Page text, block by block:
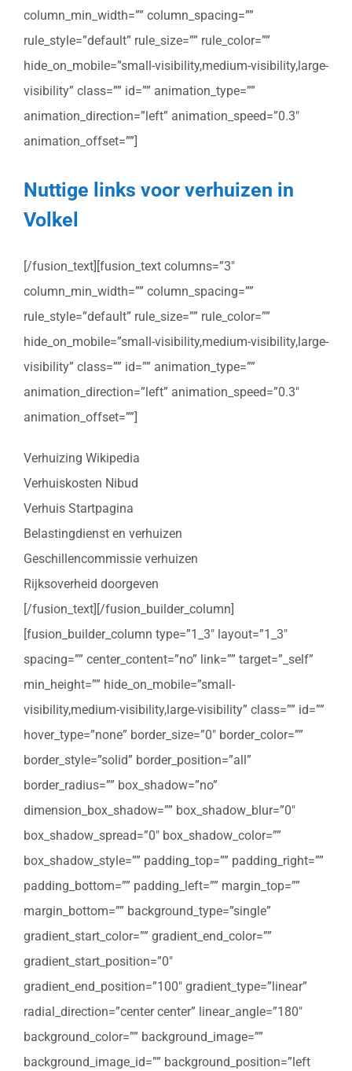
column_min_width=”” column_spacing=””
rule_style=”default” rule_size=”” rule_color=””
hide_on_mobile=”small-visibility,medium-visibility,large-
visibility” class=”” id=”” animation_type=””
animation_direction=”left” animation_speed=”0.3″
animation_offset=””]
Nuttige links voor verhuizen in
Volkel
[/fusion_text][fusion_text columns=”3″
column_min_width=”” column_spacing=””
rule_style=”default” rule_size=”” rule_color=””
hide_on_mobile=”small-visibility,medium-visibility,large-
visibility” class=”” id=”” animation_type=””
animation_direction=”left” animation_speed=”0.3″
animation_offset=””]
Verhuizing Wikipedia
Verhuiskosten Nibud
Verhuis Startpagina
Belastingdienst en verhuizen
Geschillencommissie verhuizen
Rijksoverheid doorgeven
[/fusion_text][/fusion_builder_column]
[fusion_builder_column type=”1_3″ layout=”1_3″
spacing=”” center_content=”no” link=”” target=”_self”
min_height=”” hide_on_mobile=”small-
visibility,medium-visibility,large-visibility” class=”” id=””
hover_type=”none” border_size=”0″ border_color=””
border_style=”solid” border_position=”all”
border_radius=”” box_shadow=”no”
dimension_box_shadow=”” box_shadow_blur=”0″
box_shadow_spread=”0″ box_shadow_color=””
box_shadow_style=”” padding_top=”” padding_right=””
padding_bottom=”” padding_left=”” margin_top=””
margin_bottom=”” background_type=”single”
gradient_start_color=”” gradient_end_color=””
gradient_start_position=”0″
gradient_end_position=”100″ gradient_type=”linear”
radial_direction=”center center” linear_angle=”180″
background_color=”” background_image=””
background_image_id=”” background_position=”left